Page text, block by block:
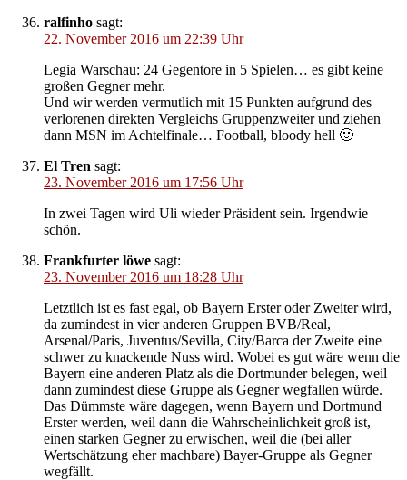
ralfinho sagt:
22. November 2016 um 22:39 Uhr
Legia Warschau: 24 Gegentore in 5 Spielen… es gibt keine
großen Gegner mehr.
Und wir werden vermutlich mit 15 Punkten aufgrund des
verlorenen direkten Vergleichs Gruppenzweiter und ziehen
dann MSN im Achtelfinale… Football, bloody hell 🙂
El Tren sagt:
23. November 2016 um 17:56 Uhr
In zwei Tagen wird Uli wieder Präsident sein. Irgendwie
schön.
Frankfurter löwe sagt:
23. November 2016 um 18:28 Uhr
Letztlich ist es fast egal, ob Bayern Erster oder Zweiter wird,
da zumindest in vier anderen Gruppen BVB/Real,
Arsenal/Paris, Juventus/Sevilla, City/Barca der Zweite eine
schwer zu knackende Nuss wird. Wobei es gut wäre wenn die
Bayern eine anderen Platz als die Dortmunder belegen, weil
dann zumindest diese Gruppe als Gegner wegfallen würde.
Das Dümmste wäre dagegen, wenn Bayern und Dortmund
Erster werden, weil dann die Wahrscheinlichkeit groß ist,
einen starken Gegner zu erwischen, weil die (bei aller
Wertschätzung eher machbare) Bayer-Gruppe als Gegner
wegfällt.